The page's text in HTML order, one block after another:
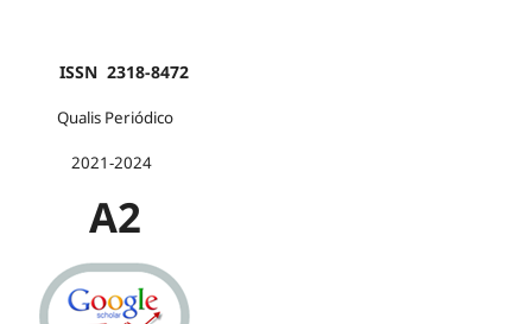
ISSN 2318-8472
Qualis Periódico
2021-2024
A2